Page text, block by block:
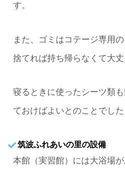
す。
また、ゴミはコテージ専用
捨てれば持ち帰らなくて大丈
寝るときに使ったシーツ類
ておけばよいとのことでした
筑波ふれあいの里の設備
本館（実習館）には大浴場